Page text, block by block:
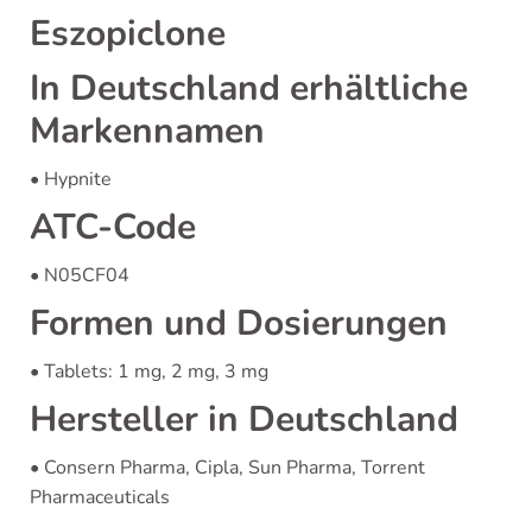
Eszopiclone
In Deutschland erhältliche
Markennamen
• Hypnite
ATC-Code
• N05CF04
Formen und Dosierungen
• Tablets: 1 mg, 2 mg, 3 mg
Hersteller in Deutschland
• Consern Pharma, Cipla, Sun Pharma, Torrent
Pharmaceuticals